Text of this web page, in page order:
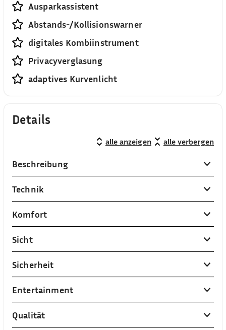
Ausparkassistent
Abstands-/Kollisionswarner
digitales Kombiinstrument
Privacyverglasung
adaptives Kurvenlicht
Details
alle anzeigen alle verbergen
Beschreibung
Technik
Komfort
Sicht
Sicherheit
Entertainment
Qualität